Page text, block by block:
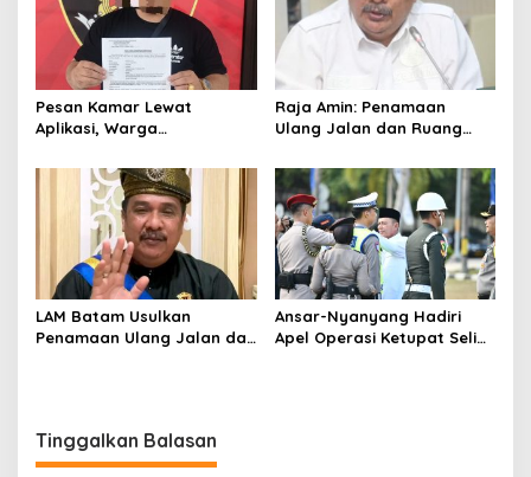
Pesan Kamar Lewat
Aplikasi, Warga
Korban Penipuan di Batam
Raja Amin: Penamaan
Ulang Jalan dan Ruang
Kebijakan Resmi LAM
LAM Batam Usulkan
Penamaan Ulang Jalan dan
Ansar-Nyanyang Hadiri
Apel Operasi Ketupat Seligi
Tinggalkan Balasan